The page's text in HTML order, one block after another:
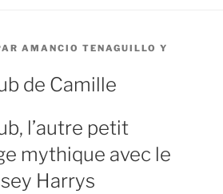
AMANCIO TENAGUILLO Y
de Camille
l’autre petit
mythique avec le
Harrys